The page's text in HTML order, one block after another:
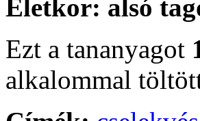
Életkor: alsó
Ezt a tananyagot
alkalommal